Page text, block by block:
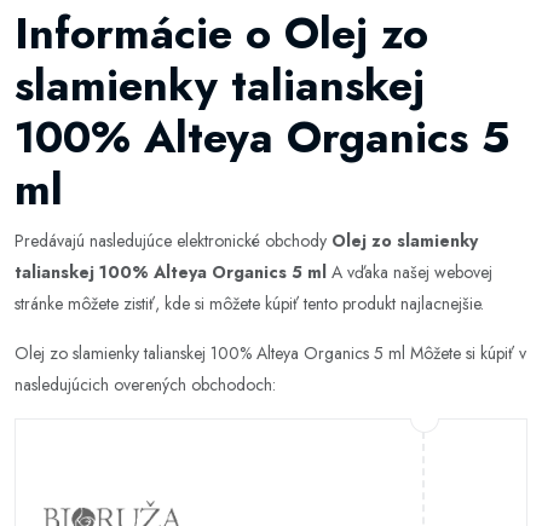
Informácie o Olej zo
slamienky talianskej
100% Alteya Organics 5
ml
Predávajú nasledujúce elektronické obchody Olej zo slamienky
talianskej 100% Alteya Organics 5 ml A vďaka našej webovej
stránke môžete zistiť, kde si môžete kúpiť tento produkt najlacnejšie.
Olej zo slamienky talianskej 100% Alteya Organics 5 ml Môžete si kúpiť v
nasledujúcich overených obchodoch: